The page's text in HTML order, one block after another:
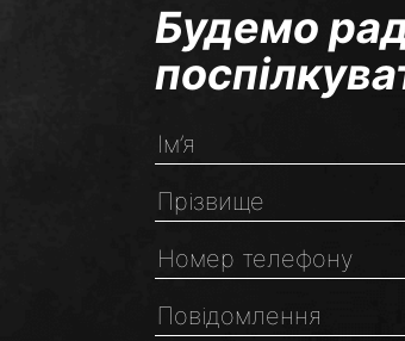
Будемо